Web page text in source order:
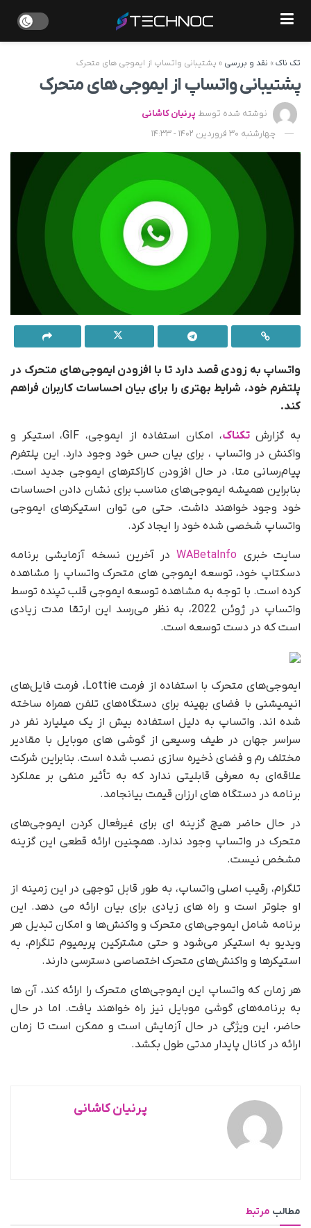
تک ناک» نقد و بررسی » پشتیبانی واتساپ از ایموجی های متحرک
پشتیبانی واتساپ از ایموجی های متحرک
نوشته شده توسط پرنیان کاشانی
چهارشنبه 30 فروردین 1402 - 14:33
واتساپ به زودی قصد دارد تا با افزودن ایموجی‌های متحرک در
پلتفرم خود، شرایط بهتری را برای بیان احساسات کاربران فراهم
کند.
به گزارشتکناک
، امکان استفاده از ایموجی، GIF، استیکر و
واکنش در واتساپ ، برای بیان حس خود وجود دارد. این پلتفرم
پیام‌رسانی متا، در حال افزودن کاراکترهای ایموجی جدید است.
بنابراین همیشه ایموجی‌های مناسب برای نشان دادن احساسات
خود وجود خواهند داشت. حتی می توان استیکرهای ایموجی
واتساپ شخصی شده خود را ایجاد کرد.
سایت خبری WABetaInfoدر آخرین نسخه آزمایشی برنامه
دسکتاپ خود، توسعه ایموجی های متحرک واتساپ را مشاهده
کرده است. با توجه به مشاهده توسعه ایموجی قلب تپنده توسط
واتساپ در ژوئن 2022، به نظر می‌رسد این ارتقا مدت زیادی
است که در دست توسعه است.
ایموجی‌های متحرک با استفاده از فرمت Lottie، فرمت فایل‌های
انیمیشنی با فضای بهینه برای دستگاه‌های تلفن همراه ساخته
شده اند. واتساپ به دلیل استفاده بیش از یک میلیارد نفر در
سراسر جهان در طیف وسیعی از گوشی های موبایل با مقادیر
مختلف رم و فضای ذخیره سازی نصب شده است. بنابراین شرکت
علاقه‌ای به معرفی قابلیتی ندارد که به تأثیر منفی بر عملکرد
برنامه در دستگاه های ارزان قیمت بیانجامد.
در حال حاضر هیچ گزینه ای برای غیرفعال کردن ایموجی‌های
متحرک در واتساپ وجود ندارد. همچنین ارائه قطعی این گزینه
مشخص نیست.
تلگرام، رقیب اصلی واتساپ، به طور قابل توجهی در این زمینه از
او جلوتر است و راه های زیادی برای بیان ارائه می دهد. این
برنامه شامل ایموجی‌های متحرک و واکنش‌ها و امکان تبدیل هر
ویدیو به استیکر می‌شود و حتی مشترکین پریمیوم تلگرام، به
استیکرها و واکنش‌های متحرک اختصاصی دسترسی دارند.
هر زمان که واتساپ این ایموجی‌های متحرک را ارائه کند، آن ها
به برنامه‌های گوشی موبایل نیز راه خواهند یافت. اما در حال
حاضر، این ویژگی در حال آزمایش است و ممکن است تا زمان
ارائه در کانال پایدار مدتی طول بکشد.
پرنیان کاشانی
مطالب مرتبط